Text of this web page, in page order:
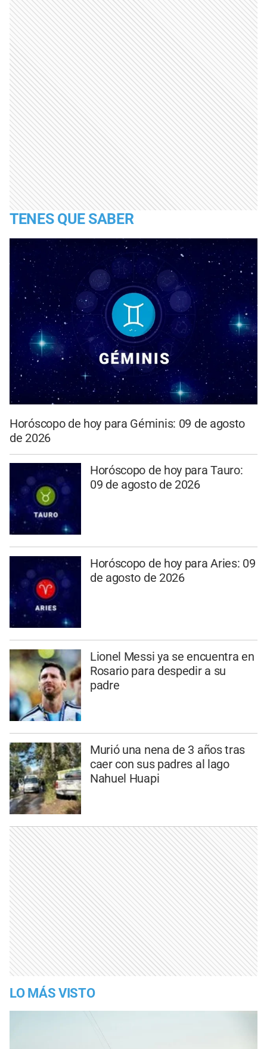
TENES QUE SABER
Horóscopo de hoy para Géminis: 09 de agosto
de 2026
Horóscopo de hoy para Tauro:
09 de agosto de 2026
Horóscopo de hoy para Aries: 09
de agosto de 2026
Lionel Messi ya se encuentra en
Rosario para despedir a su
padre
Murió una nena de 3 años tras
caer con sus padres al lago
Nahuel Huapi
LO MÁS VISTO